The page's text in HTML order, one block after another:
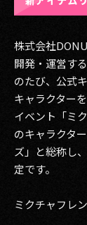
株式会社
開発・運営す
のたび、公式
キャラクター
イベント「ミ
のキャラクタ
ズ」と総称し
定です。
ミクチャフレ